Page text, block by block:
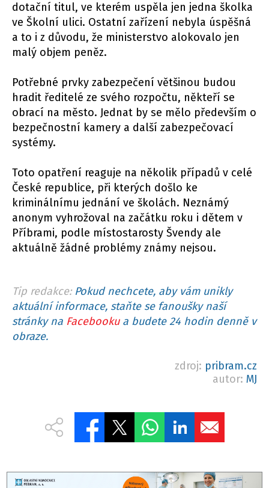
dotační titul, ve kterém uspěla jen jedna školka
ve Školní ulici. Ostatní zařízení nebyla úspěšná
a to i z důvodu, že ministerstvo alokovalo jen
malý objem peněz.
Potřebné prvky zabezpečení většinou budou
hradit ředitelé ze svého rozpočtu, někteří se
obrací na město. Jednat by se mělo především o
bezpečnostní kamery a další zabezpečovací
systémy.
Toto opatření reaguje na několik případů v celé
České republice, při kterých došlo ke
kriminálnímu jednání ve školách. Neznámý
anonym vyhrožoval na začátku roku i dětem v
Příbrami, podle místostarosty Švendy ale
aktuálně žádné problémy známy nejsou.
Tip redakce: Pokud nechcete, aby vám unikly
aktuální informace, staňte se fanoušky naší
stránky na Facebookua budete 24 hodin denně v
obraze.
zdroj: pribram.cz
autor: MJ